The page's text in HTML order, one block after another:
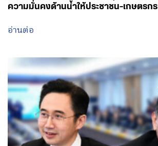
ความมั่นคงด้านน้ำให้ประชาชน-เกษตรกร
อ่านต่อ